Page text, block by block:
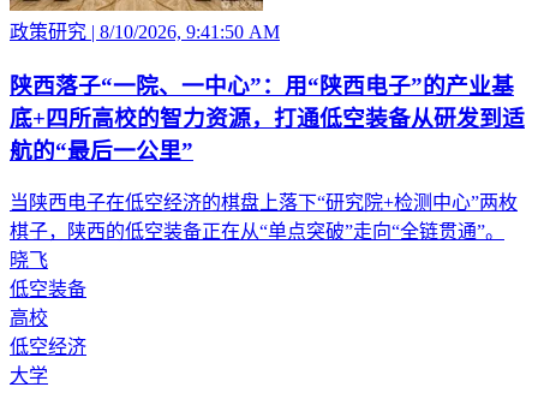
政策研究 | 8/10/2026, 9:41:50 AM
陕西落子“一院、一中心”：用“陕西电子”的产业基
底+四所高校的智力资源，打通低空装备从研发到适
航的“最后一公里”
当陕西电子在低空经济的棋盘上落下“研究院+检测中心”两枚
棋子，陕西的低空装备正在从“单点突破”走向“全链贯通”。
晓飞
低空装备
高校
低空经济
大学